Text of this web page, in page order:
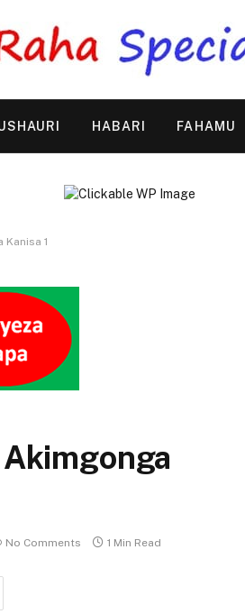
HABARI FAHAMU
Kanisa 1
No Comments 1 Min Read